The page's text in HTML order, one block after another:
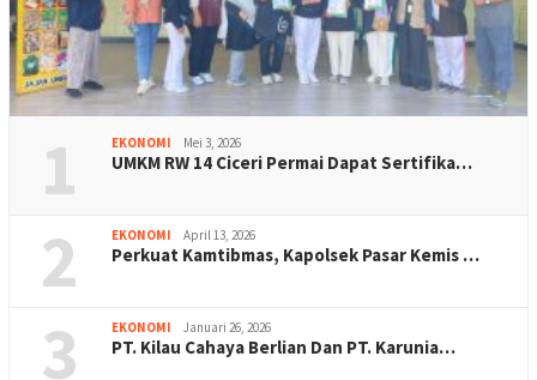
1 EKONOMI Mei 3, 2026
UMKM RW 14 Ciceri Permai Dapat Sertifika…
2 EKONOMI April 13, 2026
Perkuat Kamtibmas, Kapolsek Pasar Kemis …
3 EKONOMI Januari 26, 2026
PT. Kilau Cahaya Berlian Dan PT. Karunia…